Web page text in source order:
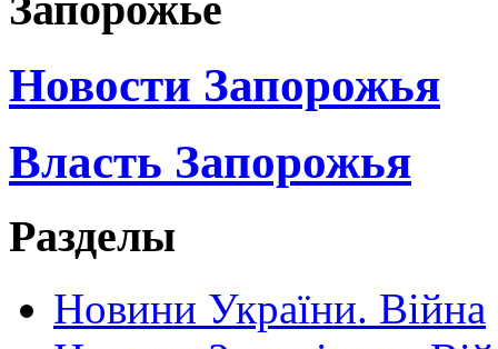
Новости Запорожья
Власть Запорожья
Разделы
Новини України. Війна